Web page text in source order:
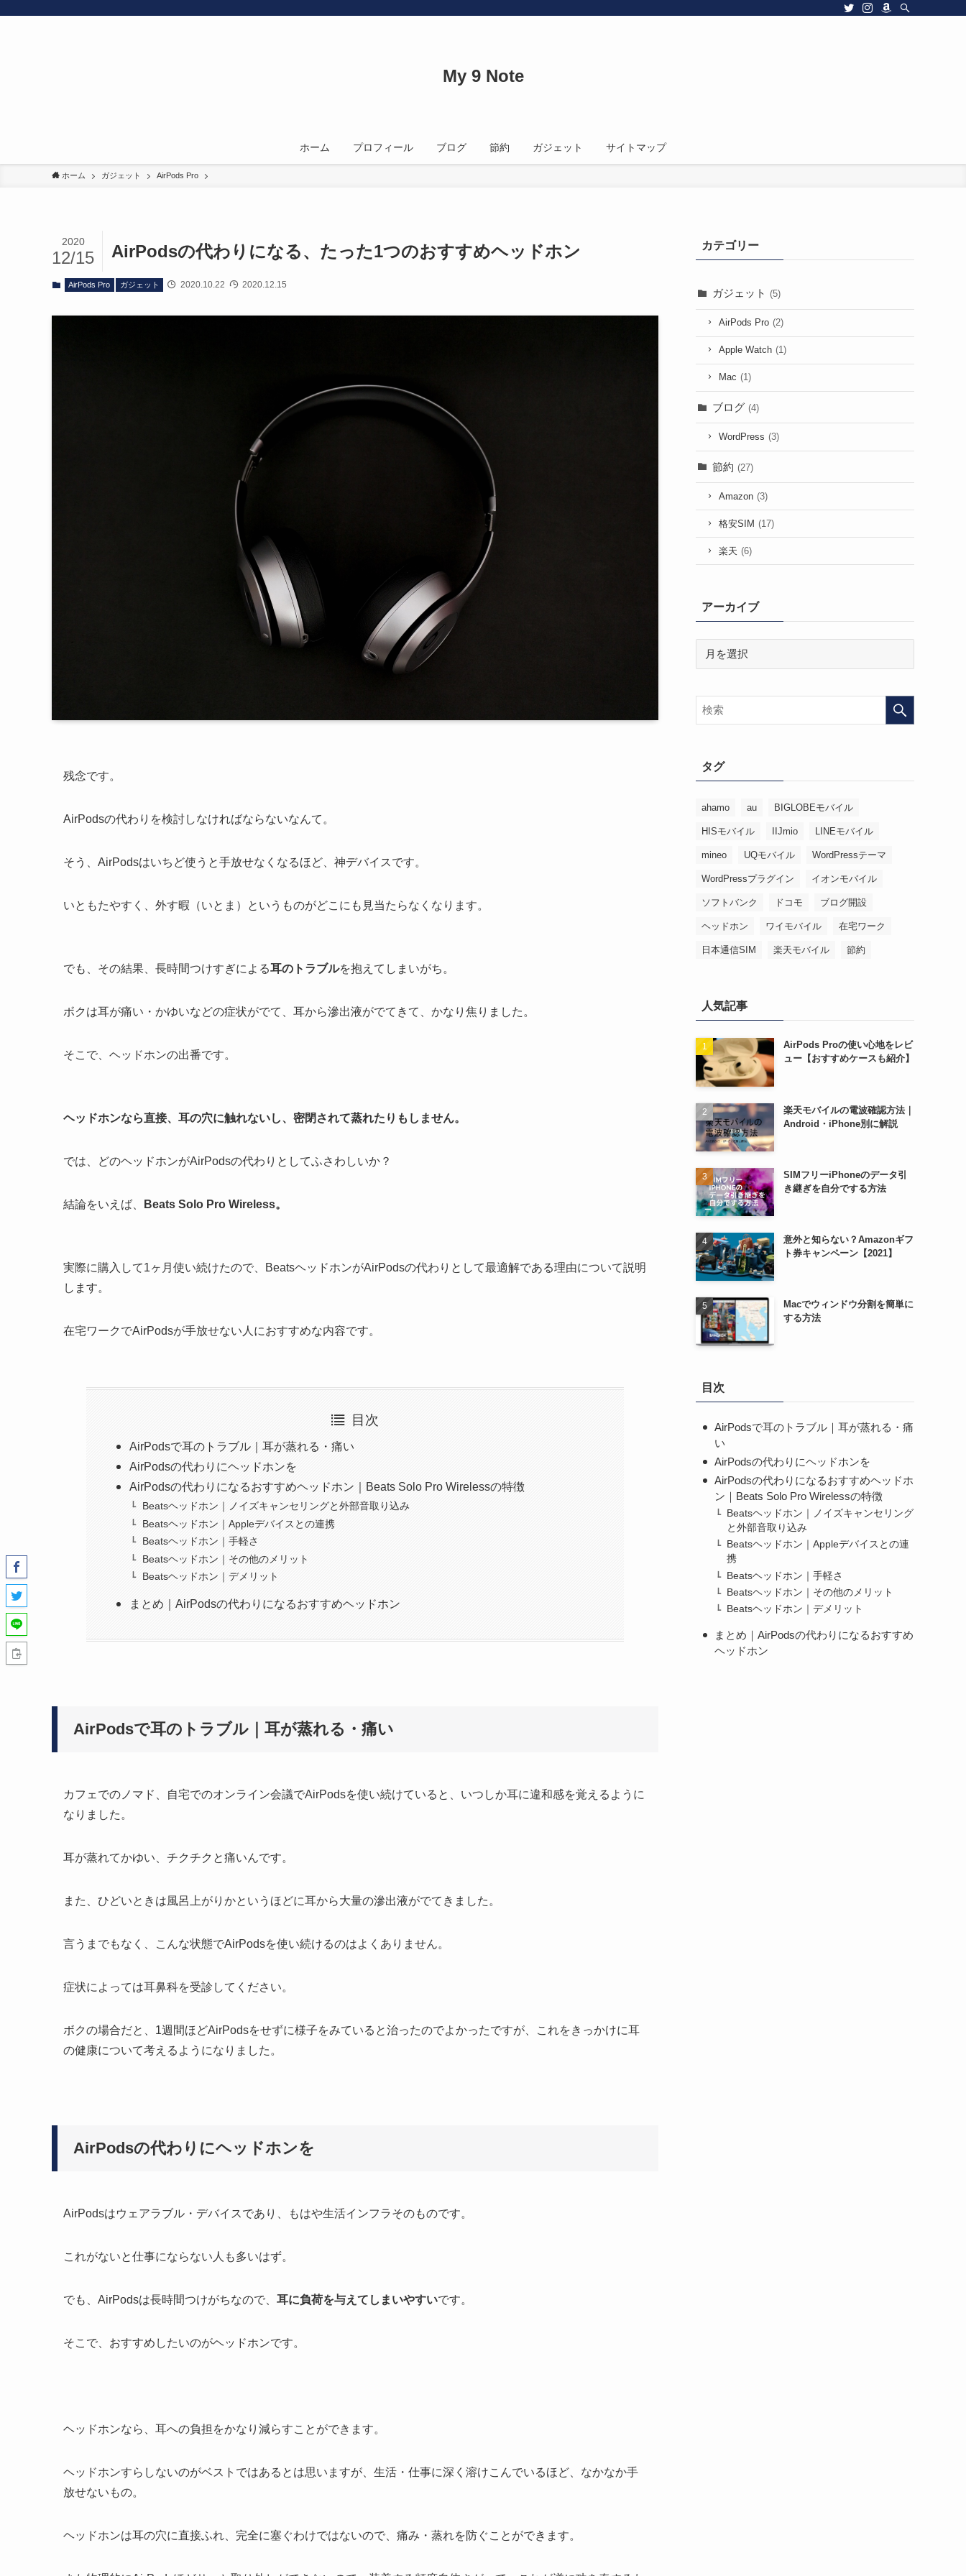
My 9 Note
ホーム プロフィール ブログ 節約 ガジェット サイトマップ
ホーム ガジェット AirPods Pro
AirPodsの代わりになる、たった1つのおすすめヘッドホン
2020
12/15
AirPods Pro ガジェット 2020.10.22 2020.12.15
残念です。
AirPodsの代わりを検討しなければならないなんて。
そう、AirPodsはいちど使うと手放せなくなるほど、神デバイスです。
いともたやすく、外す暇（いとま）というものがどこにも見当たらなくなります。
でも、その結果、長時間つけすぎによる耳のトラブルを抱えてしまいがち。
ボクは耳が痛い・かゆいなどの症状がでて、耳から滲出液がでてきて、かなり焦りました。
そこで、ヘッドホンの出番です。
ヘッドホンなら直接、耳の穴に触れないし、密閉されて蒸れたりもしません。
では、どのヘッドホンがAirPodsの代わりとしてふさわしいか？
結論をいえば、 Beats Solo Pro Wireless。
実際に購入して1ヶ月使い続けたので、BeatsヘッドホンがAirPodsの代わりとして最適解である理由について説明
します。
在宅ワークでAirPodsが手放せない人におすすめな内容です。
目次
AirPodsで耳のトラブル｜耳が蒸れる・痛い
AirPodsの代わりにヘッドホンを
AirPodsの代わりになるおすすめヘッドホン｜Beats Solo Pro Wirelessの特徴
Beatsヘッドホン｜ノイズキャンセリングと外部音取り込み
Beatsヘッドホン｜Appleデバイスとの連携
Beatsヘッドホン｜手軽さ
Beatsヘッドホン｜その他のメリット
Beatsヘッドホン｜デメリット
まとめ｜AirPodsの代わりになるおすすめヘッドホン
AirPodsで耳のトラブル｜耳が蒸れる・痛い
カフェでのノマド、自宅でのオンライン会議でAirPodsを使い続けていると、いつしか耳に違和感を覚えるように
なりました。
耳が蒸れてかゆい、チクチクと痛いんです。
また、ひどいときは風呂上がりかというほどに耳から大量の滲出液がでてきました。
言うまでもなく、こんな状態でAirPodsを使い続けるのはよくありません。
症状によっては耳鼻科を受診してください。
ボクの場合だと、1週間ほどAirPodsをせずに様子をみていると治ったのでよかったですが、これをきっかけに耳
の健康について考えるようになりました。
AirPodsの代わりにヘッドホンを
AirPodsはウェアラブル・デバイスであり、もはや生活インフラそのものです。
これがないと仕事にならない人も多いはず。
でも、AirPodsは長時間つけがちなので、 耳に負荷を与えてしまいやすいです。
そこで、おすすめしたいのがヘッドホンです。
ヘッドホンなら、耳への負担をかなり減らすことができます。
ヘッドホンすらしないのがベストではあるとは思いますが、生活・仕事に深く溶けこんでいるほど、なかなか手
放せないもの。
ヘッドホンは耳の穴に直接ふれ、完全に塞ぐわけではないので、痛み・蒸れを防ぐことができます。
カテゴリー
ガジェット (5)
AirPods Pro (2)
Apple Watch (1)
Mac (1)
ブログ (4)
WordPress (3)
節約 (27)
Amazon (3)
格安SIM (17)
楽天 (6)
アーカイブ
タグ
ahamo au BIGLOBEモバイル
HISモバイル IIJmio LINEモバイル
mineo UQモバイル WordPressテーマ
WordPressプラグイン イオンモバイル
ソフトバンク ドコモ ブログ開設
ヘッドホン ワイモバイル 在宅ワーク
日本通信SIM 楽天モバイル 節約
人気記事
AirPods Proの使い心地をレビ
ュー【おすすめケースも紹介】
楽天モバイルの電波確認方法｜
Android・iPhone別に解説
SIMフリーiPhoneのデータ引
き継ぎを自分でする方法
意外と知らない？Amazonギフ
ト券キャンペーン【2021】
Macでウィンドウ分割を簡単に
する方法
目次
AirPodsで耳のトラブル｜耳が蒸れる・痛
い
AirPodsの代わりにヘッドホンを
AirPodsの代わりになるおすすめヘッドホ
ン｜Beats Solo Pro Wirelessの特徴
Beatsヘッドホン｜ノイズキャンセリング
と外部音取り込み
Beatsヘッドホン｜Appleデバイスとの連
携
Beatsヘッドホン｜手軽さ
Beatsヘッドホン｜その他のメリット
Beatsヘッドホン｜デメリット
まとめ｜AirPodsの代わりになるおすすめ
ヘッドホン